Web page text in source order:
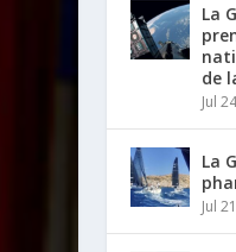
La
de
Jul
La
Jul